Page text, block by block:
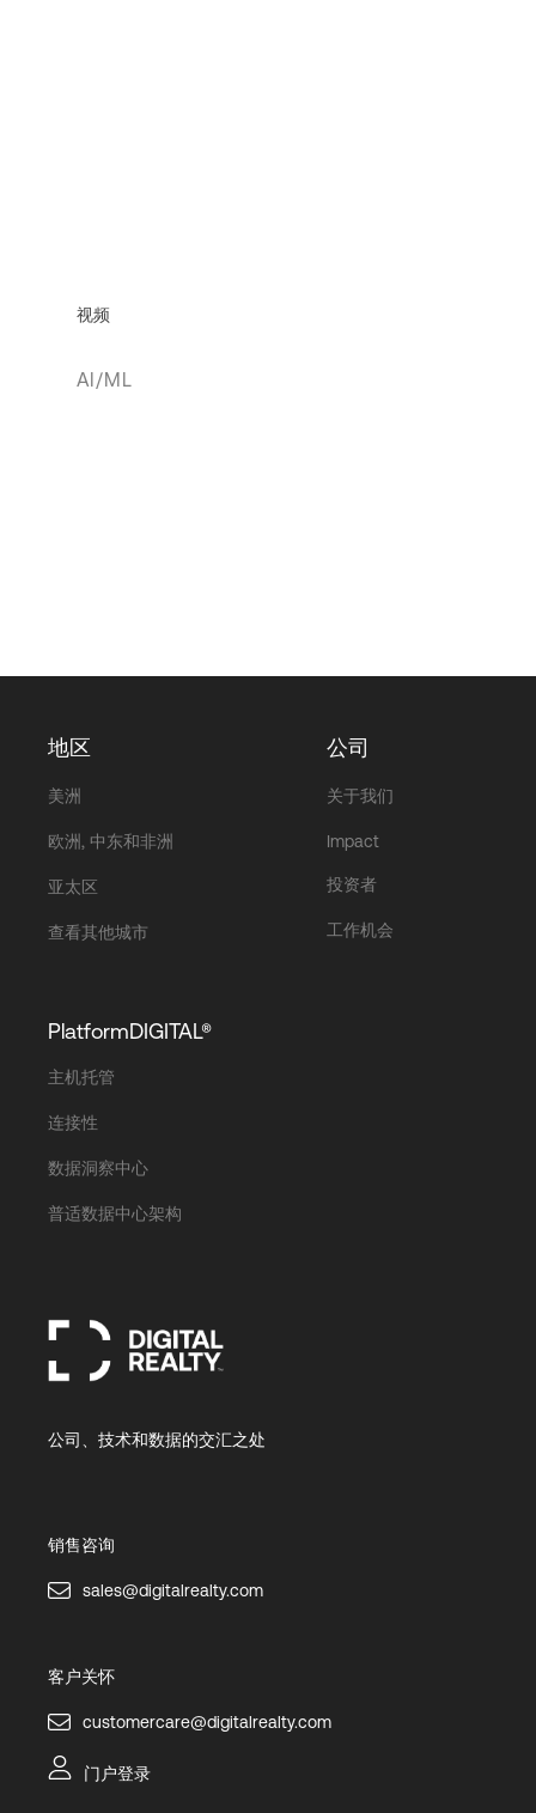
视频
AI/ML
地区
美洲
欧洲, 中东和非洲
亚太区
查看其他城市
公司
关于我们
Impact
投资者
工作机会
PlatformDIGITAL®
主机托管
连接性
数据洞察中心
普适数据中心架构
公司、技术和数据的交汇之处
销售咨询
sales@digitalrealty.com
客户关怀
customercare@digitalrealty.com
门户登录